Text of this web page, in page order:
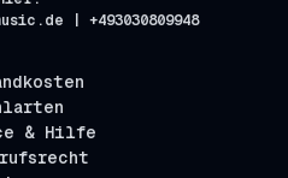
| +493030809948
& Hilfe